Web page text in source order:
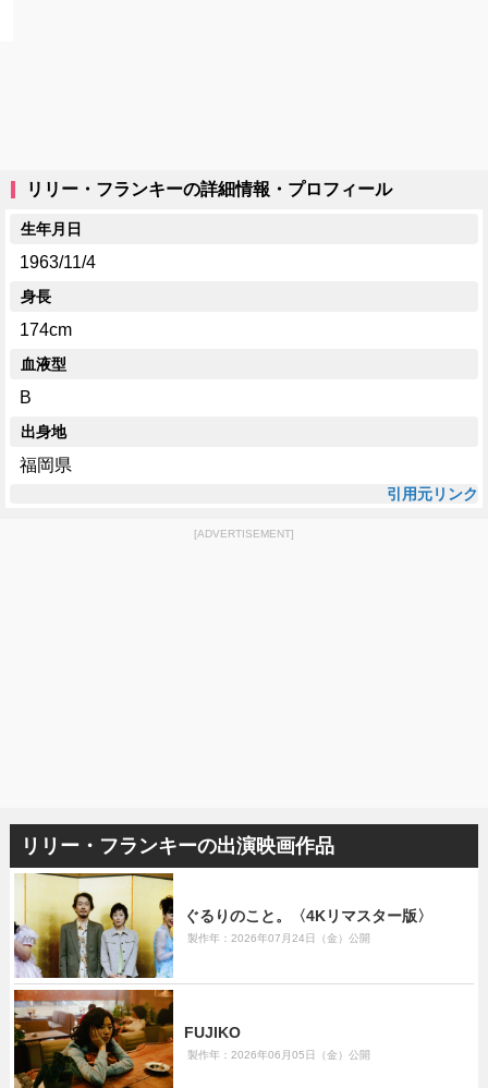
リリー・フランキーの詳細情報・プロフィール
生年月日
1963/11/4
身長
174cm
血液型
B
出身地
福岡県
引用元リンク
[ADVERTISEMENT]
リリー・フランキーの出演映画作品
ぐるりのこと。〈4Kリマスター版〉
製作年：2026年07月24日（金）公開
FUJIKO
製作年：2026年06月05日（金）公開